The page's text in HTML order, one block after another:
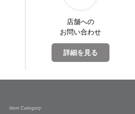
店舗への
お問い合わせ
詳細を見る
Item Category